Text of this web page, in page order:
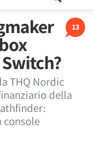
13
THQ Nordic
della
console